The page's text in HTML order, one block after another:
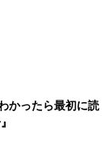
かったら最初に読